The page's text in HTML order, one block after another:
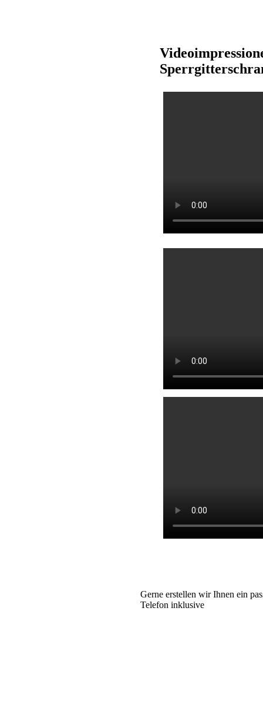
Gerne erstellen wir Ihnen ein
Telefon inklusive